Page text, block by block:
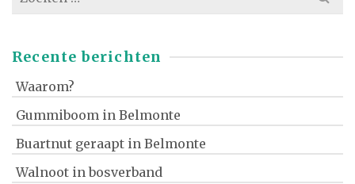
Recente berichten
Waarom?
Gummiboom in Belmonte
Buartnut geraapt in Belmonte
Walnoot in bosverband